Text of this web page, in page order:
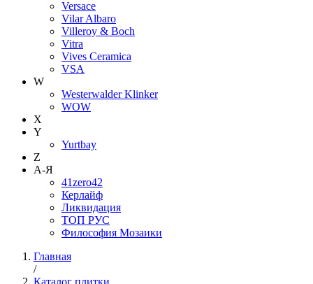
Versace
Vilar Albaro
Villeroy & Boch
Vitra
Vives Ceramica
VSA
W
Westerwalder Klinker
WOW
X
Y
Yurtbay
Z
А-Я
41zero42
Керлайф
Ликвидация
ТОП РУС
Философия Мозаики
Главная
/
Каталог плитки